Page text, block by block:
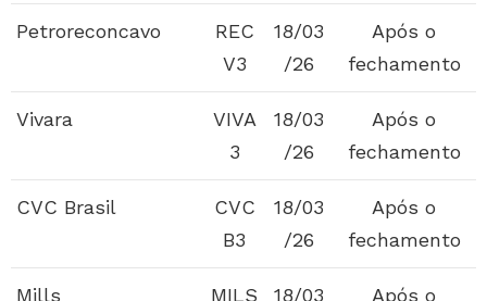
Petroreconcavo
REC
V3
18/03
/26
Após o
fechamento
Vivara
VIVA
3
18/03
/26
Após o
fechamento
CVC Brasil
CVC
B3
18/03
/26
Após o
fechamento
Mills
MILS
18/03
Após o